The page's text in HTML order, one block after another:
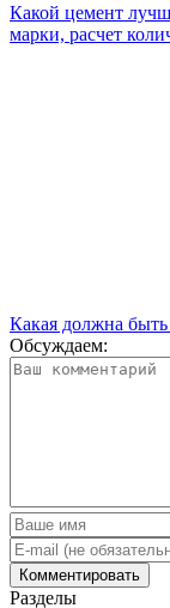
Какой цемент
марки, расчет
Какая должна
Обсуждаем:
Разделы